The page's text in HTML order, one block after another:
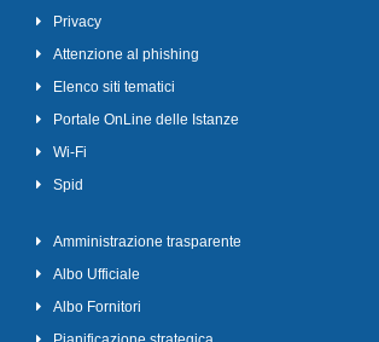
Privacy
Attenzione al phishing
Elenco siti tematici
Portale OnLine delle Istanze
Wi-Fi
Spid
Amministrazione trasparente
Albo Ufficiale
Albo Fornitori